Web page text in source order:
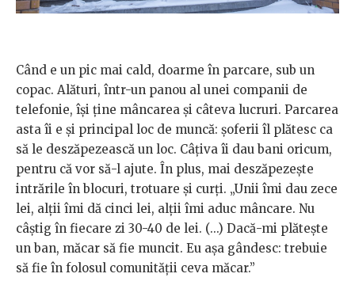
Când e un pic mai cald, doarme în parcare, sub un
copac. Alături, într-un panou al unei companii de
telefonie, își ține mâncarea și câteva lucruri. Parcarea
asta îi e și principal loc de muncă: șoferii îl plătesc ca
să le deszăpezească un loc. Câțiva îi dau bani oricum,
pentru că vor să-l ajute. În plus, mai deszăpezește
intrările în blocuri, trotuare și curți. „Unii îmi dau zece
lei, alții îmi dă cinci lei, alții îmi aduc mâncare. Nu
câștig în fiecare zi 30-40 de lei. (...) Dacă-mi plătește
un ban, măcar să fie muncit. Eu așa gândesc: trebuie
să fie în folosul comunității ceva măcar.”